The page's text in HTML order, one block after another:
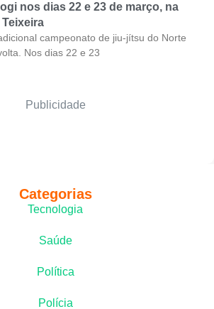
nos dias 22 e 23 de março, na
campeonato de jiu-jítsu do Norte
Nos dias 22 e 23
Publicidade
Categorias
Tecnologia
Saúde
Política
Polícia